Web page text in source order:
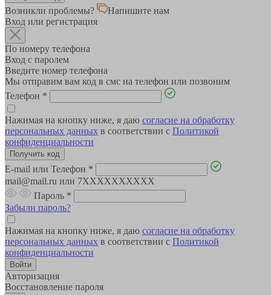
Возникли проблемы?
Напишите нам
Вход или регистрация
По номеру телефона
Вход с паролем
Введите номер телефона
Мы отправим вам код в смс на телефон или позвоним
Телефон *
Нажимая на кнопку ниже, я даю согласие на обработку
персональных данных в соответствии с Политикой
конфиденциальности
E-mail или Телефон *
mail@mail.ru или 7XXXXXXXXXX
Пароль *
Забыли пароль?
Нажимая на кнопку ниже, я даю согласие на обработку
персональных данных в соответствии с Политикой
конфиденциальности
Авторизация
Восстановление пароля